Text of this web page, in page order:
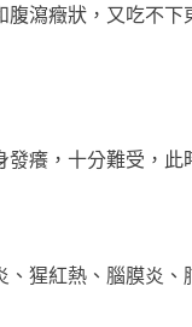
瀉癥狀，又吃不
癢，十分難受，
猩紅熱、腦膜炎